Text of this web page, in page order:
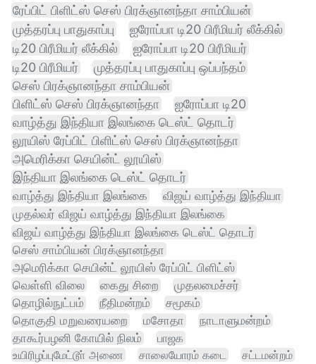
ரேப்பிட் பிளிட்ஸ் செஸ் பிரக்ஞானந்தா சாம்பியன்
முத்தரப்பு பாதுகாப்பு
ஐரோப்பா டி20 பிரீமியர் லீக்கில்
டி20 பிரீமியர் லீக்கில்
ஐரோப்பா டி20 பிரீமியர்
டி20 பிரீமியர்
முத்தரப்பு பாதுகாப்பு ஒப்பந்தம்
செஸ் பிரக்ஞானந்தா சாம்பியன்
பிளிட்ஸ் செஸ் பிரக்ஞானந்தா
ஐரோப்பா டி20
வாழ்த்து இந்தியா இலங்கை டெஸ்ட் தொடர்
லூயிஸ் ரேப்பிட் பிளிட்ஸ் செஸ் பிரக்ஞானந்தா
அமெரிக்கா செயின்ட் லூயிஸ்
இந்தியா இலங்கை டெஸ்ட் தொடர்
வாழ்த்து இந்தியா இலங்கை
விஜய் வாழ்த்து இந்தியா
முதல்வர் விஜய் வாழ்த்து இந்தியா இலங்கை
விஜய் வாழ்த்து இந்தியா இலங்கை டெஸ்ட் தொடர்
செஸ் சாம்பியன் பிரக்ஞானந்தா
அமெரிக்கா செயின்ட் லூயிஸ் ரேப்பிட் பிளிட்ஸ்
வெள்ளி விலை
கைது சிறை
முதலமைச்சர்
தொழில்நுட்பம்
நீதிமன்றம்
சமூகம்
தொகுதி மறுவரையறை
மசோதா
நாடாளுமன்றம்
தாகூர்பழனி கோயில் நிலம்
பாஜக
உயிரிழப்புமேட்டூா் அணை
சாலையோரம் கடை
சட்டமன்றம்